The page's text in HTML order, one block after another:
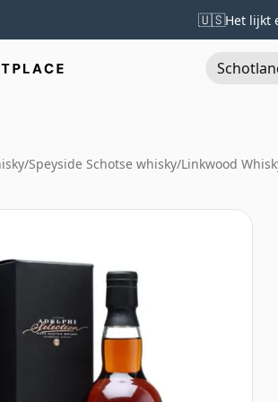
🇺🇸Het lijkt
/Speyside Schotse whisky/Linkwood